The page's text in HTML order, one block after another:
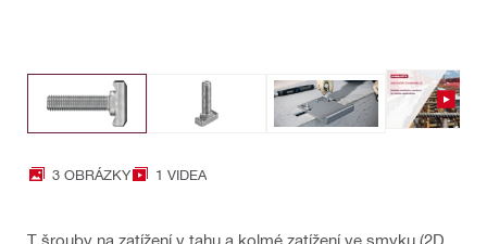
3 OBRÁZKY 1 VIDEA
T šrouby na zatížení v tahu a kolmé zatížení ve smyku (2D